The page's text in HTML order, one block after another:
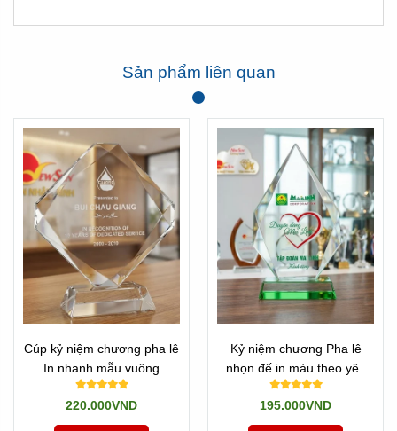
Chỉ cần Quí khách hàng cung cấp cho chúng tôi 1 tấm ảnh
Sau đó chọn mẫu mã bạn thích. Ví dụ là mẫu
, pha lê in hình trái tim.. hình ô van, chữ
nhật..
-->
Chúng tôi sẽ chuyển qua bộ phận kỹ thuật xử lý nhanh
trong vòng 1-2h.
Sau đó sẽ trình quí khách duyệt hoặc chỉnh sửa.
Sản phẩm liên quan
Cúp kỷ niệm chương pha lê
In nhanh mẫu vuông
220.000VND
Kỷ niệm chương Pha lê
nhọn đế in màu theo yêu
cầu
195.000VND